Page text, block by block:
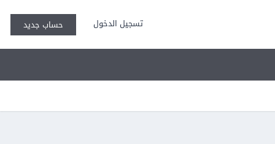
تسجيل الدخول حساب جديد